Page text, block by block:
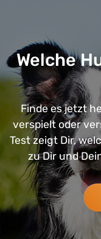
Welche
Finde es jetzt
verspielt oder
Test zeigt Dir,
zu Dir und